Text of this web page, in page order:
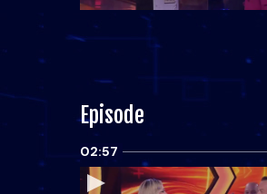
Episode
02:57